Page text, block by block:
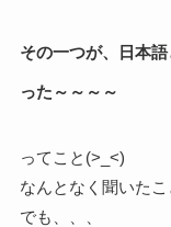
その一つが、日本
った～～～～
ってこと(>_<)
なんとなく聞いたこ
でも、、、